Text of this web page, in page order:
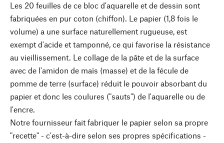
Les 20 feuilles de ce bloc d'aquarelle et de dessin sont
fabriquées en pur coton (chiffon). Le papier (1,8 fois le
volume) a une surface naturellement rugueuse, est
exempt d'acide et tamponné, ce qui favorise la résistance
au vieillissement. Le collage de la pâte et de la surface
avec de l'amidon de maïs (masse) et de la fécule de
pomme de terre (surface) réduit le pouvoir absorbant du
papier et donc les coulures ("sauts") de l'aquarelle ou de
l'encre.
Notre fournisseur fait fabriquer le papier selon sa propre
"recette" - c'est-à-dire selon ses propres spécifications -